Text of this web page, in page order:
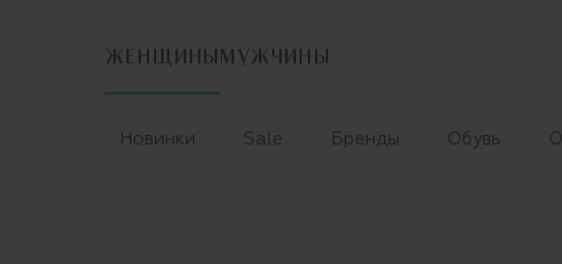
ЖЕНЩИНЫ МУЖЧИНЫ
Новинки Sale Бренды Обувь